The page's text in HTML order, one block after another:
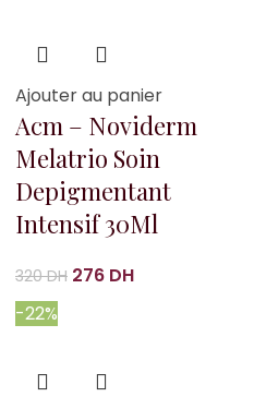
Ajouter au panier
Acm – Noviderm
Melatrio Soin
Depigmentant
Intensif 30Ml
320DH 276 DH
-22%